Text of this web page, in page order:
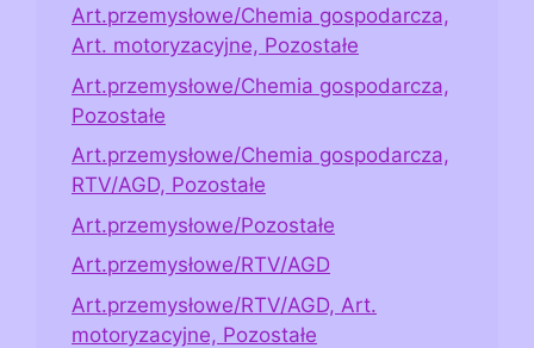
Art.przemysłowe/Chemia gospodarcza,
Art. motoryzacyjne, Pozostałe
Art.przemysłowe/Chemia gospodarcza,
Pozostałe
Art.przemysłowe/Chemia gospodarcza,
RTV/AGD, Pozostałe
Art.przemysłowe/Pozostałe
Art.przemysłowe/RTV/AGD
Art.przemysłowe/RTV/AGD, Art.
motoryzacyjne, Pozostałe